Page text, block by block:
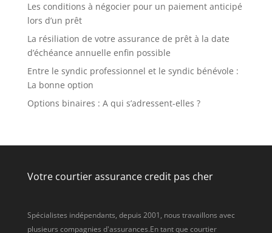
Les conditions à négocier pour un paiement anticipé
lors d’un prêt
La résiliation de votre assurance de prêt à la date
d’échéance annuelle enfin possible
Entre le syndic professionnel et le syndic bénévole :
La bonne option
Options binaires : A qui s’adressent-elles ?
Votre courtier assurance credit pas cher
Spécialistes indépendants, depuis 2001, nous travaillons avec
plusieurs compagnies d'assurances.En tant que courtier